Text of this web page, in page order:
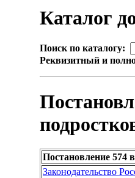
Каталог
Поиск по каталогу:
Реквизитный и
Постановление 574
Законодательство